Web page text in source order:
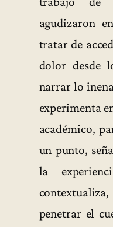
agudizaron
tratar de
dolor desde
narrar lo
experimenta
académico,
un punto,
la
penetrar el